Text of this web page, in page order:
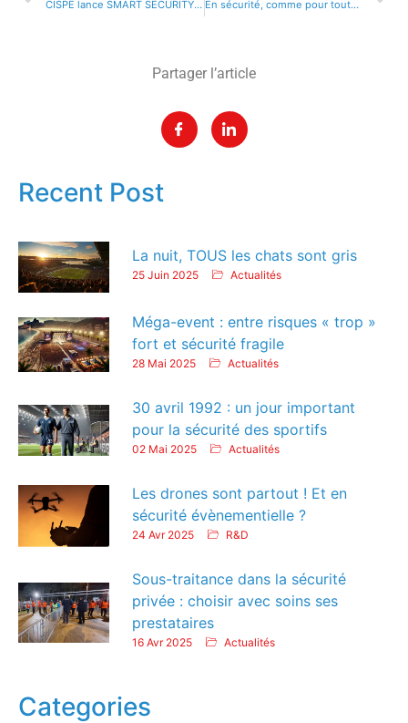
CISPE lance SMART SECURITY EVENT® : une solution logicielle dédiée à la sécurité des sites et des événements ! En sécurité, comme pour toutes les fonctions des entreprises : l’importance du facteur humain
Partager l’article
Recent Post
La nuit, TOUS les chats sont gris
25 Juin 2025 Actualités
Méga-event : entre risques « trop »
fort et sécurité fragile
28 Mai 2025 Actualités
30 avril 1992 : un jour important
pour la sécurité des sportifs
02 Mai 2025 Actualités
Les drones sont partout ! Et en
sécurité évènementielle ?
24 Avr 2025 R&D
Sous-traitance dans la sécurité
privée : choisir avec soins ses
prestataires
16 Avr 2025 Actualités
Categories